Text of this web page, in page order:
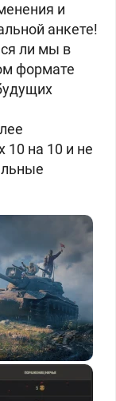
и
анкете!
ли мы в
формате
10 на 10 и не